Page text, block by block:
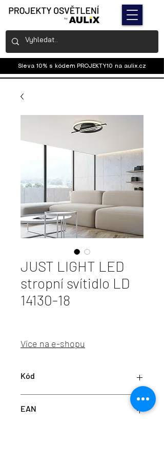
Sleva 10% s kódem PROJEKTY10 na aulix.cz
JUST LIGHT LED
stropní svítidlo LD
14130-18
Více na e-shopu
Kód
EAN